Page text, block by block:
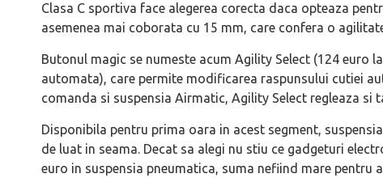
Clasa C sportiva face alegerea corecta daca opteaza
asemenea mai coborata cu 15 mm, care confera o
Butonul magic se numeste acum Agility Select (124 euro
automata), care permite modificarea raspunsului cutiei
comanda si suspensia Airmatic, Agility Select regleaza si
Disponibila pentru prima oara in acest segment,
de luat in seama. Decat sa alegi nu stiu ce gadgeturi
euro in suspensia pneumatica, suma nefiind mare pentru